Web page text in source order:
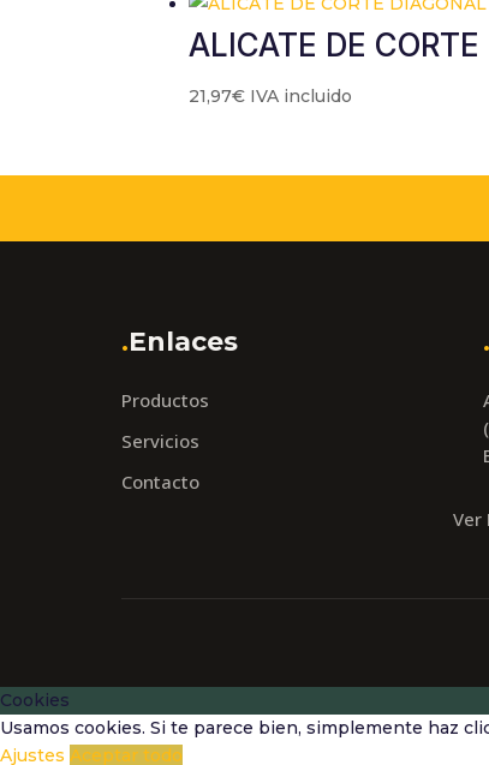
ALICATE DE
21,97€ IVA incluido
.Enlaces
Productos
Servicios
Contacto
.
Ver
Cookies
Usamos cookies. Si te parece bien, simplemente haz
Ajustes Aceptar todo